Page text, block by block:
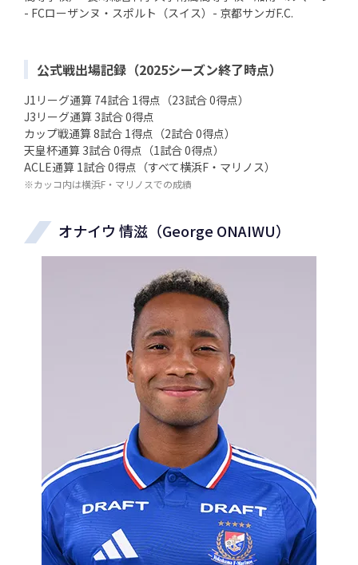
- FCローザンヌ・スポルト（スイス）- 京都サンガF.C.
公式戦出場記録（2025シーズン終了時点）
J1リーグ通算 74試合 1得点（23試合 0得点）
J3リーグ通算 3試合 0得点
カップ戦通算 8試合 1得点（2試合 0得点）
天皇杯通算 3試合 0得点（1試合 0得点）
ACLE通算 1試合 0得点（すべて横浜F・マリノス）
※カッコ内は横浜F・マリノスでの成績
オナイウ 情滋（George ONAIWU）